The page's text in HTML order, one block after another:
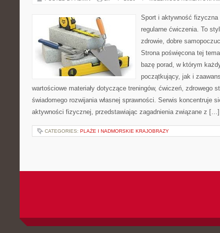
Sport i aktywność
regularne ćwiczenia. To
zdrowie, dobre
Strona poświęcona tej
bazę porad, w którym
początkujący, jak i
wartościowe materiały dotyczące treningów, ćwiczeń, zdrowego
świadomego rozwijania własnej sprawności. Serwis koncentruje
aktywności fizycznej, przedstawiając zagadnienia związane z […]
CATEGORIES: PLAŻE I NADMORSKIE KRAJOBRAZY